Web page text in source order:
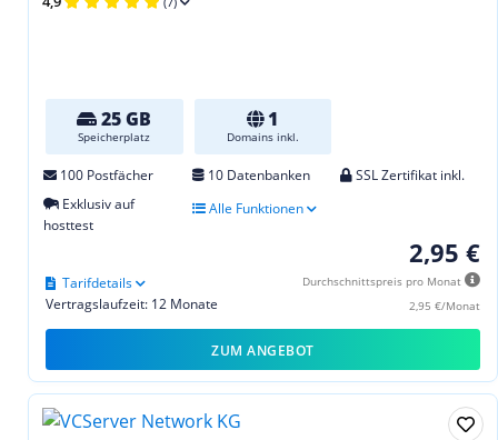
25 GB
Speicherplatz
1
Domains inkl.
100 Postfächer 10 Datenbanken
SSL Zertifikat inkl.
Exklusiv auf
hosttest
Alle Funktionen
2,95 €
Durchschnittspreis pro Monat
2,95 €/Monat
Vertragslaufzeit: 12 Monate
Tarifdetails
ZUM ANGEBOT